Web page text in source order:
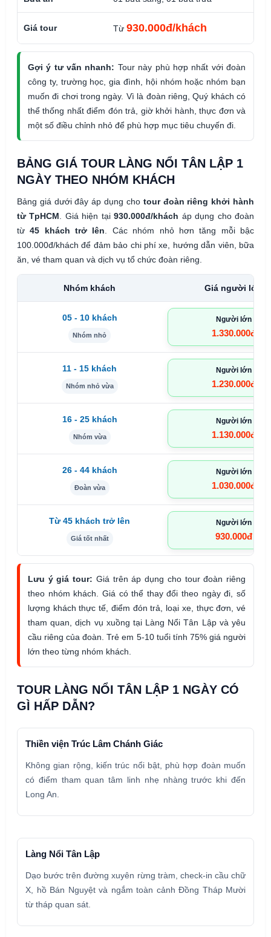
Giá tour Từ 930.000đ/khách
Gợi ý tư vấn nhanh: Tour này phù hợp nhất với đoàn
công ty, trường học, gia đình, hội nhóm hoặc nhóm bạn
muốn đi chơi trong ngày. Vì là đoàn riêng, Quý khách có
thể thống nhất điểm đón trả, giờ khởi hành, thực đơn và
một số điều chỉnh nhỏ để phù hợp mục tiêu chuyến đi.
BẢNG GIÁ TOUR LÀNG NỔI TÂN LẬP 1
NGÀY THEO NHÓM KHÁCH
Bảng giá dưới đây áp dụng cho tour đoàn riêng khởi hành
từ TpHCM . Giá hiện tại930.000đ/khách áp dụng cho đoàn
từ45 khách trở lên . Các nhóm nhỏ hơn tăng mỗi bậc
100.000đ/khách để đảm bảo chi phí xe, hướng dẫn viên, bữa
ăn, vé tham quan và dịch vụ tổ chức đoàn riêng.
Nhóm khách Giá người lớn
05 - 10 khách
Nhóm nhỏ
Người lớn
1.330.000đ
11 - 15 khách
Nhóm nhỏ vừa
Người lớn
1.230.000đ
16 - 25 khách
Nhóm vừa
Người lớn
1.130.000đ
26 - 44 khách
Đoàn vừa
Người lớn
1.030.000đ
Từ 45 khách trở lên
Giá tốt nhất
Người lớn
930.000đ
Lưu ý giá tour: Giá trên áp dụng cho tour đoàn riêng
theo nhóm khách. Giá có thể thay đổi theo ngày đi, số
lượng khách thực tế, điểm đón trả, loại xe, thực đơn, vé
tham quan, dịch vụ xuồng tại Làng Nổi Tân Lập và yêu
cầu riêng của đoàn. Trẻ em 5-10 tuổi tính 75% giá người
lớn theo từng nhóm khách.
TOUR LÀNG NỔI TÂN LẬP 1 NGÀY CÓ
GÌ HẤP DẪN?
Thiền viện Trúc Lâm Chánh Giác
Không gian rộng, kiến trúc nổi bật, phù hợp đoàn muốn
có điểm tham quan tâm linh nhẹ nhàng trước khi đến
Long An.
Làng Nổi Tân Lập
Dạo bước trên đường xuyên rừng tràm, check-in cầu chữ
X, hồ Bán Nguyệt và ngắm toàn cảnh Đồng Tháp Mười
từ tháp quan sát.